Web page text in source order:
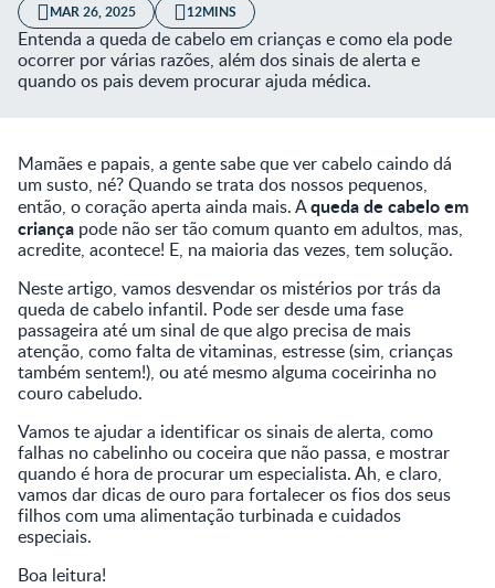
MAR 26, 2025 12MINS
Entenda a queda de cabelo em crianças e como ela pode
ocorrer por várias razões, além dos sinais de alerta e
quando os pais devem procurar ajuda médica.
Mamães e papais, a gente sabe que ver cabelo caindo dá
um susto, né? Quando se trata dos nossos pequenos,
então, o coração aperta ainda mais. Aqueda de cabelo em
criança pode não ser tão comum quanto em adultos, mas,
acredite, acontece! E, na maioria das vezes, tem solução.
Neste artigo, vamos desvendar os mistérios por trás da
queda de cabelo infantil. Pode ser desde uma fase
passageira até um sinal de que algo precisa de mais
atenção, como falta de vitaminas, estresse (sim, crianças
também sentem!), ou até mesmo alguma coceirinha no
couro cabeludo.
Vamos te ajudar a identificar os sinais de alerta, como
falhas no cabelinho ou coceira que não passa, e mostrar
quando é hora de procurar um especialista. Ah, e claro,
vamos dar dicas de ouro para fortalecer os fios dos seus
filhos com uma alimentação turbinada e cuidados
especiais.
Boa leitura!